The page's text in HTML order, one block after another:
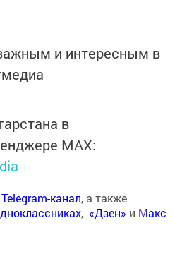
и интересным в
в
MАХ:
Telegram-канал, а также
, «Дзен» и Макс